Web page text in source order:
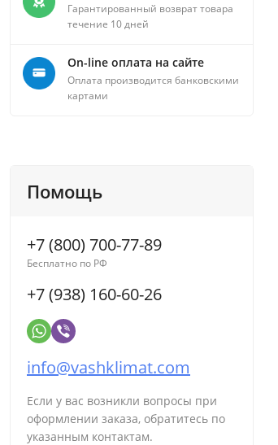
Гарантированный возврат товара
течение 10 дней
On-line оплата на сайте
Оплата производится банковскими
картами
Помощь
+7 (800) 700-77-89
Бесплатно по РФ
+7 (938) 160-60-26
info@vashklimat.com
Если у вас возникли вопросы при
оформлении заказа, обратитесь по
указанным контактам.